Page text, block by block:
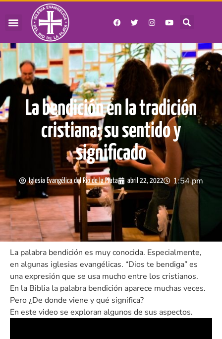
La bendición en la tradición
cristiana: su sentido y
significado
Iglesia Evangélica del Río de la Plata abril 22, 2022 1:54 pm
La palabra bendición es muy conocida. Especialmente,
en algunas iglesias evangélicas. “Dios te bendiga” es
una expresión que se usa mucho entre los cristianos.
En la Biblia la palabra bendición aparece muchas veces.
Pero ¿De donde viene y qué significa?
En este video se exploran algunos de sus aspectos.